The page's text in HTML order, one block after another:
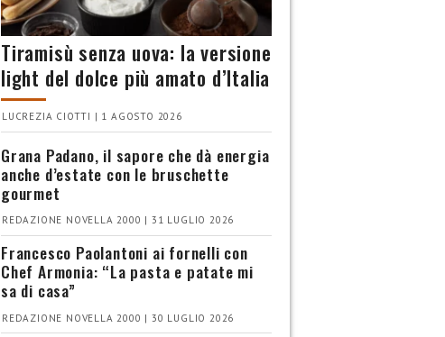
Tiramisù senza uova: la versione
light del dolce più amato d’Italia
LUCREZIA CIOTTI | 1 AGOSTO 2026
Grana Padano, il sapore che dà energia
anche d’estate con le bruschette
gourmet
REDAZIONE NOVELLA 2000 | 31 LUGLIO 2026
Francesco Paolantoni ai fornelli con
Chef Armonia: “La pasta e patate mi
sa di casa”
REDAZIONE NOVELLA 2000 | 30 LUGLIO 2026